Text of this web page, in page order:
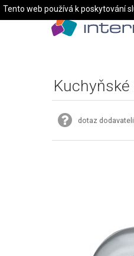
dotaz dodavateli
Tento web používá k poskytování